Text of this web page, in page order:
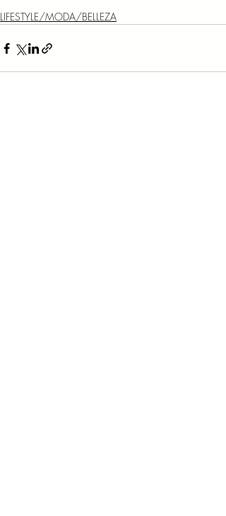
LIFESTYLE/MODA/BELLEZA